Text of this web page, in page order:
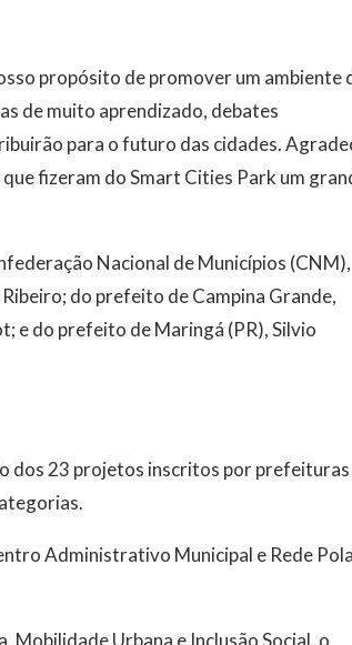
propósito de promover um ambiente
de muito aprendizado, debates
para o futuro das cidades.
fizeram do Smart Cities Park um
Nacional de Municípios (CNM),
do prefeito de Campina Grande,
e do prefeito de Maringá (PR), Silvio
dos 23 projetos inscritos por prefeituras
Administrativo Municipal e Rede
Urbana e Inclusão Social, o